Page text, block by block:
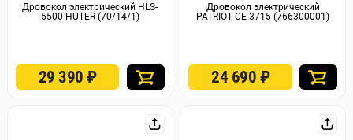
Дровокол электрический HLS-
5500 HUTER (70/14/1)
29 390₽
Дровокол электрический
PATRIOT CE 3715 (766300001)
24 690 ₽